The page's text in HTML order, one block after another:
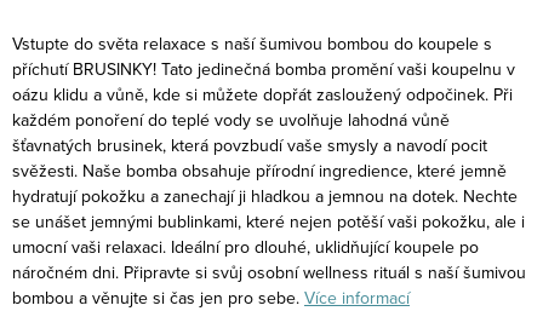
Vstupte do světa relaxace s naší šumivou bombou do koupele s
příchutí BRUSINKY! Tato jedinečná bomba promění vaši koupelnu v
oázu klidu a vůně, kde si můžete dopřát zasloužený odpočinek. Při
každém ponoření do teplé vody se uvolňuje lahodná vůně
šťavnatých brusinek, která povzbudí vaše smysly a navodí pocit
svěžesti. Naše bomba obsahuje přírodní ingredience, které jemně
hydratují pokožku a zanechají ji hladkou a jemnou na dotek. Nechte
se unášet jemnými bublinkami, které nejen potěší vaši pokožku, ale i
umocní vaši relaxaci. Ideální pro dlouhé, uklidňující koupele po
náročném dni. Připravte si svůj osobní wellness rituál s naší šumivou
bombou a věnujte si čas jen pro sebe. Více informací